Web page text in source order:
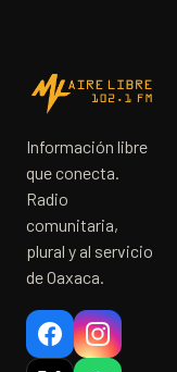
Información libre
que conecta.
Radio
comunitaria,
plural y al servicio
de Oaxaca.